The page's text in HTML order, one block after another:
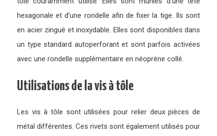
hexagonale et d’une rondelle afin de fixer la tige. Ils sont
en acier zingué et inoxydable. Elles sont disponibles dans
un type standard autoperforant et sont parfois activées
avec une rondelle supplémentaire en néoprène collé.
Utilisations de la vis à tôle
Les vis à tôle sont utilisées pour relier deux pièces de
métal différentes. Ces rivets sont également utilisés pour